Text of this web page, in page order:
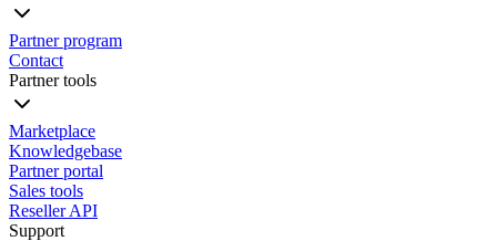
Partner program
Contact
Partner tools
Marketplace
Knowledgebase
Partner portal
Sales tools
Reseller API
Support